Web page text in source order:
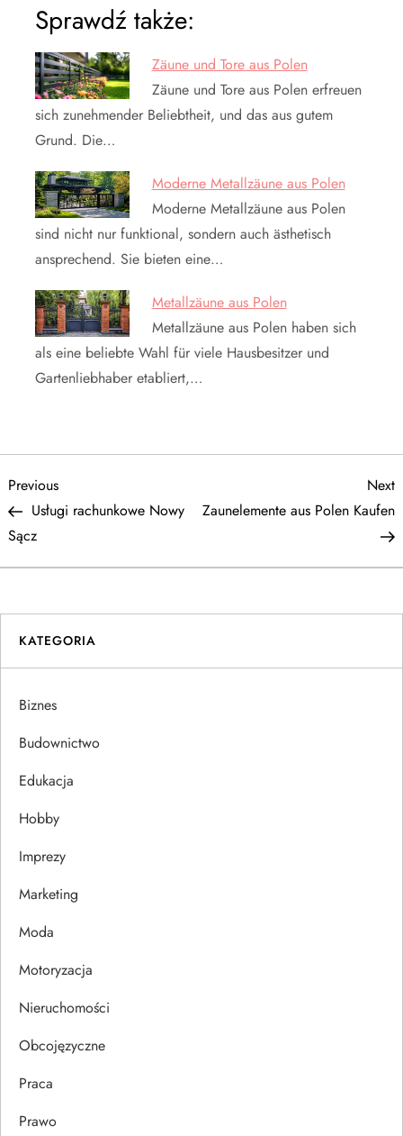
Sprawdź także:
Zäune und Tore aus Polen
Zäune und Tore aus Polen erfreuen
sich zunehmender Beliebtheit, und das aus gutem
Grund. Die…
Moderne Metallzäune aus Polen
Moderne Metallzäune aus Polen
sind nicht nur funktional, sondern auch ästhetisch
ansprechend. Sie bieten eine…
Metallzäune aus Polen
Metallzäune aus Polen haben sich
als eine beliebte Wahl für viele Hausbesitzer und
Gartenliebhaber etabliert,…
N
a
w
i
g
a
c
a
w
p
u
Previous
Post
Previous
Usługi rachunkowe Nowy
Sącz
Next
Zaunelemente aus Polen Kaufen
KATEGORIA
Biznes
Budownictwo
Edukacja
Hobby
Imprezy
Marketing
Moda
Motoryzacja
Nieruchomości
Obcojęzyczne
Praca
Prawo